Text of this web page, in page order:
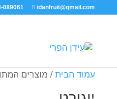
089061 idanfruit@gmail.com
עמוד הבית/ מוצרים